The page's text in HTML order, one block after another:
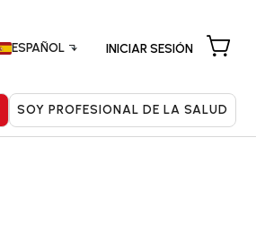
ESPAÑOL INICIAR SESIÓN